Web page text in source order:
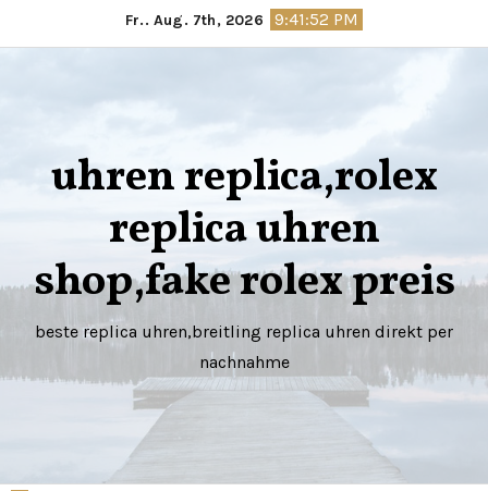
zum
Fr.. Aug. 7th, 2026 9:41:53 PM
uhren replica,rolex
replica uhren
shop,fake rolex preis
beste replica uhren,breitling replica uhren direkt per
nachnahme